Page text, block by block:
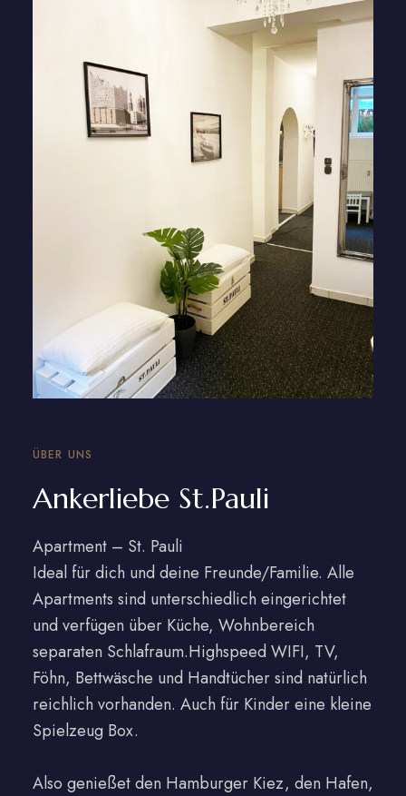
ÜBER UNS
Ankerliebe St.Pauli
Apartment – St. Pauli
Ideal für dich und deine Freunde/Familie. Alle
Apartments sind unterschiedlich eingerichtet
und verfügen über Küche, Wohnbereich
separaten Schlafraum.Highspeed WIFI, TV,
Föhn, Bettwäsche und Handtücher sind natürlich
reichlich vorhanden. Auch für Kinder eine kleine
Spielzeug Box.
Also genießet den Hamburger Kiez, den Hafen,